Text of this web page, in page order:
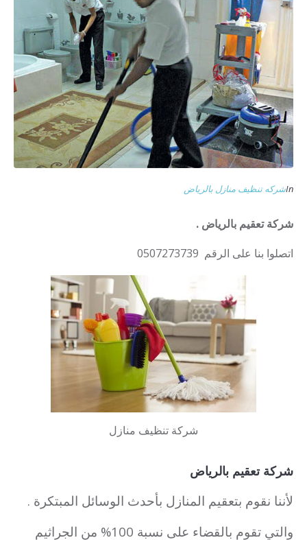
Inشركه تنظيف منازل بالرياض
شركة تعقيم بالرياض .
اتصلوا بنا على الرقم 0507273739
شركة تنظيف منازل
شركة تعقيم بالرياض
لأننا نقوم بتعقيم المنازل بأحدث الوسائل المبتكرة .
والتي تقوم بالقضاء على نسبة 100% من الجراثيم